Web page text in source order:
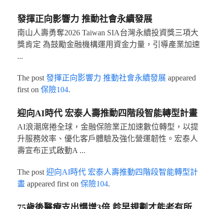
發揮正向影響力 推動社會永續發展
南山人壽勇奪2026 Taiwan SIA台灣永續投資獎三項大
獎肯定 為鼓勵金融機構運用資金力量，引導產業加速
...
The post 發揮正向影響力 推動社會永續發展appeared
first on 保險104.
迎向AI時代 宏泰人壽推動四階段智能轉型計畫
AI浪潮席捲全球，金融保險業正加速數位轉型，以提
升服務效率、優化客戶體驗及強化營運韌性。宏泰人
壽宣布正式啟動A ...
The post 迎向AI時代 宏泰人壽推動四階段智能轉型計
畫appeared first on 保險104.